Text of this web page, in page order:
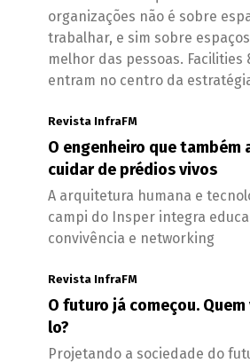
organizações não é sobre
trabalhar, e sim sobre
melhor das pessoas. Facilities
entram no centro da
Revista InfraFM
O engenheiro que também
cuidar de prédios vivos
A arquitetura humana e
campi do Insper integra
convivência e networking
Revista InfraFM
O futuro já começou.
lo?
Projetando a sociedade do